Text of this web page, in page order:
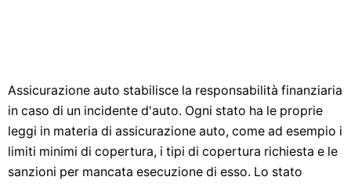
Assicurazione auto stabilisce la responsabilità finanziaria
in caso di un incidente d'auto. Ogni stato ha le proprie
leggi in materia di assicurazione auto, come ad esempio i
limiti minimi di copertura, i tipi di copertura richiesta e le
sanzioni per mancata esecuzione di esso. Lo stato